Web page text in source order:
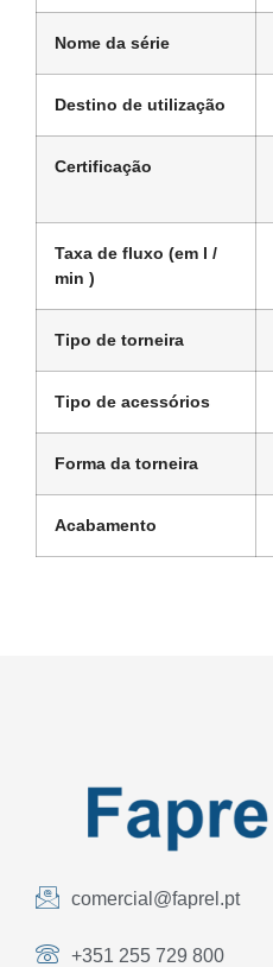
Nome da série
Destino de utilização
Certificação
Taxa de fluxo (em l /
min )
Tipo de torneira
Tipo de acessórios
Forma da torneira
Acabamento
comercial@faprel.pt
+351 255 729 800